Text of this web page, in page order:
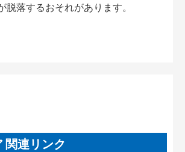
脱落するおそれがあります。
関連リンク